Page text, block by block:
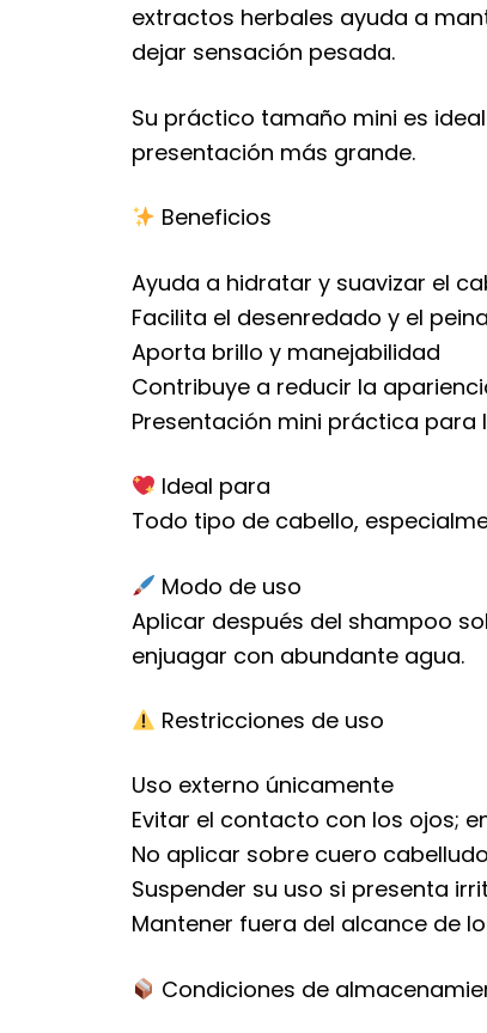
extractos herbales ayuda a
dejar sensación pesada.
Su práctico tamaño mini es
presentación más grande.
Beneficios
Ayuda a hidratar y suavizar el
Facilita el desenredado y el
Aporta brillo y manejabilidad
Contribuye a reducir la
Presentación mini práctica para
Ideal para
Todo tipo de cabello,
Modo de uso
Aplicar después del shampoo
enjuagar con abundante agua.
Restricciones de uso
Uso externo únicamente
Evitar el contacto con los ojos;
No aplicar sobre cuero
Suspender su uso si presenta
Mantener fuera del alcance de
Condiciones de